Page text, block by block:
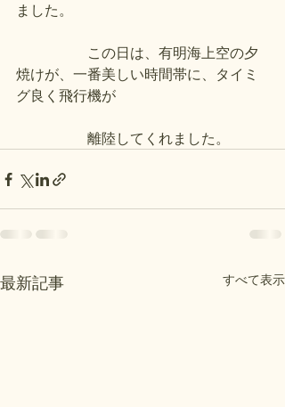
ました。
この日は、有明海上空の夕
焼けが、一番美しい時間帯に、タイミ
グ良く飛行機が
離陸してくれました。
最新記事 すべて表示